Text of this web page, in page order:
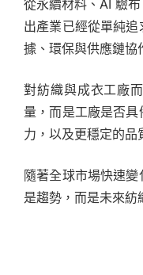
從永續材料、AI 驗
出產業已經從單純
據、環保與供應鏈協
對紡織與成衣工廠
量，而是工廠是否
力，以及更穩定的品
隨著全球市場快速
是趨勢，而是未來紡